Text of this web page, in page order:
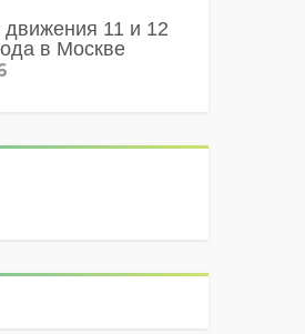
11 и 12
в Москве